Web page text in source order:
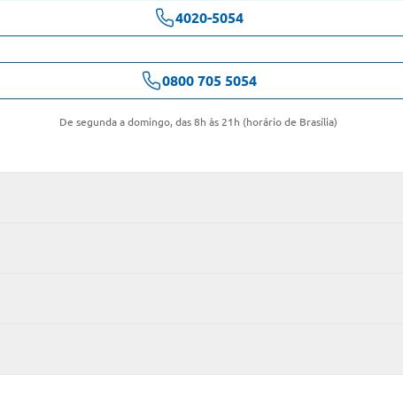
4020-5054
0800 705 5054
De segunda a domingo, das 8h às 21h (horário de Brasília)